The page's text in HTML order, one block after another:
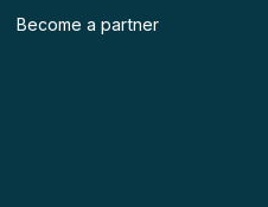
Become a partner